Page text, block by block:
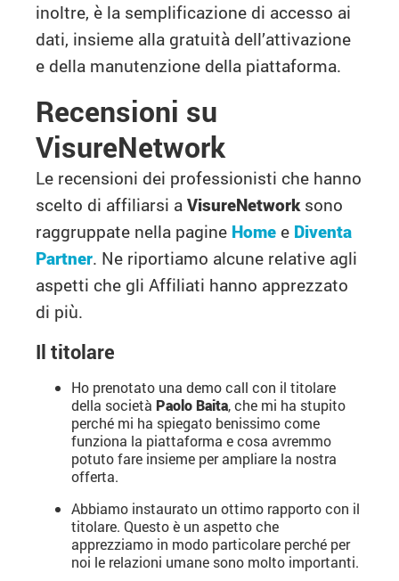
inoltre, è la semplificazione di accesso ai
dati, insieme alla gratuità dell’attivazione
e della manutenzione della piattaforma.
Recensioni su
VisureNetwork
Le recensioni dei professionisti che hanno
scelto di affiliarsi a VisureNetwork sono
raggruppate nella pagine Home e Diventa
Partner. Ne riportiamo alcune relative agli
aspetti che gli Affiliati hanno apprezzato
di più.
Il titolare
Ho prenotato una demo call con il titolare
della società Paolo Baita, che mi ha stupito
perché mi ha spiegato benissimo come
funziona la piattaforma e cosa avremmo
potuto fare insieme per ampliare la nostra
offerta.
Abbiamo instaurato un ottimo rapporto con il
titolare. Questo è un aspetto che
apprezziamo in modo particolare perché per
noi le relazioni umane sono molto importanti.